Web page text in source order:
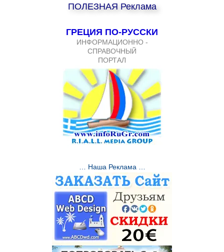
ПОЛЕЗНАЯ Реклама
ГРЕЦИЯ ПО-РУССКИ
ИНФОРМАЦИОННО -
СПРАВОЧНЫЙ
ПОРТАЛ
… Наша Реклама …